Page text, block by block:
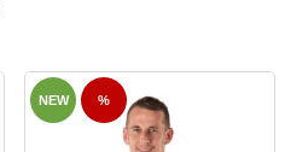
NEW %